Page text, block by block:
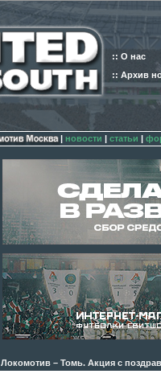
:: О нас
:: Архив
| новости | статьи |
Локомотив – Томь. Акция с